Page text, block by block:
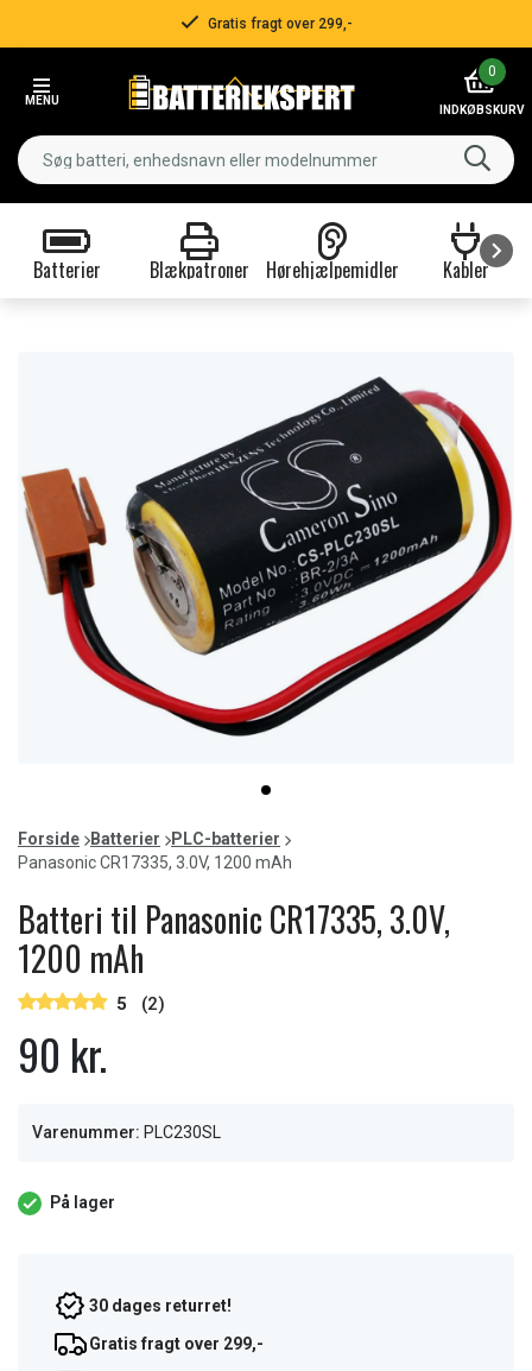
Gratis fragt over 299,-
MENU
0
INDKØBSKURV
Batterier Blækpatroner Hørehjælpemidler Kabler
item
0
of
1
Forside Batterier
PLC-batterier
Panasonic CR17335, 3.0V, 1200 mAh
Batteri til Panasonic CR17335, 3.0V,
1200 mAh
5 (2)
90 kr.
Varenummer: PLC230SL
På lager
30 dages returret!
Gratis fragt over 299,-